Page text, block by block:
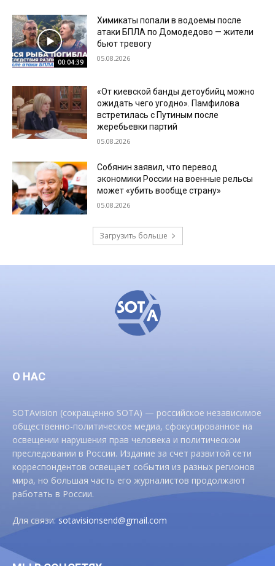
00:04:39
Химикаты попали в водоемы после
атаки БПЛА по Домодедово — жители
бьют тревогу
05.08.2026
«От киевской банды детоубийц можно
ожидать чего угодно». Памфилова
встретилась с Путиным после
жеребьевки партий
05.08.2026
Собянин заявил, что перевод
экономики России на военные рельсы
может «убить вообще страну»
05.08.2026
Загрузить больше
О НАС
SOTAvision (сокращенно SOTA) — российское независимое
общественно-политическое медиа, сфокусированное на
освещении нарушения прав человека и политическом
преследовании в России. Издание за счет развитой сети
корреспондентов освещает события из разных регионов
мира, но большая часть его журналистов продолжают
работать в России.
Для связи:sotavisionsend@gmail.com